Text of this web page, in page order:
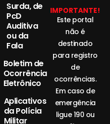
Surda, de
PcD
Auditiva
ou da
Fala
Boletim de
Ocorrência
Eletrônico
Aplicativos
da Polícia
Militar
IMPORTANTE!
Este portal
não é
destinado
para registro
de
ocorrências.
Em caso de
emergência
ligue 190 ou